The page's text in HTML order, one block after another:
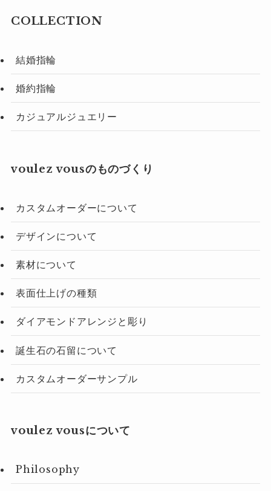
COLLECTION
結婚指輪
婚約指輪
カジュアルジュエリー
voulez vousのものづくり
カスタムオーダーについて
デザインについて
素材について
表面仕上げの種類
ダイアモンドアレンジと彫り
誕生石の石留について
カスタムオーダーサンプル
voulez vousについて
Philosophy